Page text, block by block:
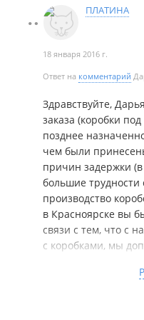
Дата посещения:
ПЛАТИНА
18 января 2016 г.
Ответ на комментарий
Здравствуйте,
заказа (коробки
позднее
чем были
причин задержки
большие трудности
производство
в Красноярске вы
связи с тем, что с
с коробками, мы
принят на фасовку